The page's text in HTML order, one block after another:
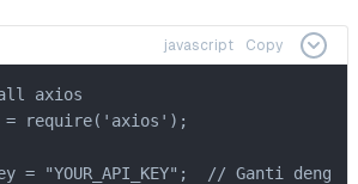
javascript Copy
axios
= require('axios');
= "YOUR_API_KEY";  // Ganti